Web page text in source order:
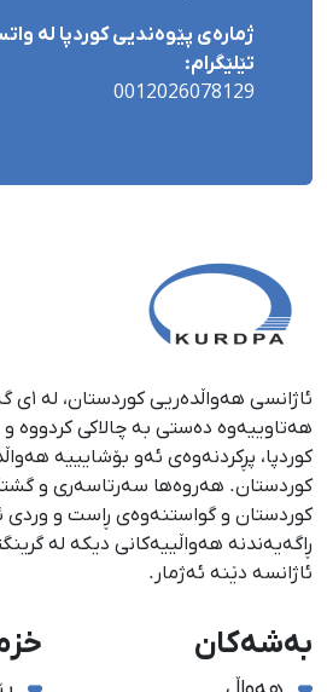
ژمارەی پێوەندیی کوردپا لە
تێلێگرام:
0012026078129
هەتاوییەوە دەستی بە چالاکی کردووە
كوردپا، پڕكردنەوەی ئەو بۆشایییە
كوردستان. هەروەها سەرتاسەری و
كوردستان و گواستنەوەی ڕاست و وردی
ڕاگەیەندنە هەواڵییەكانی دیكە لە
ئاژانسە دێنە ئەژمار.
بەشەکان